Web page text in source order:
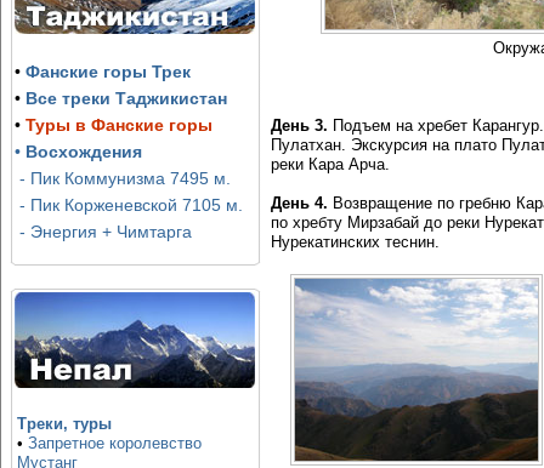
• Фанские горы Трек
• Все треки Таджикистан
• Туры в Фанские горы
• Восхождения
- Пик Коммунизма 7495 м.
- Пик Корженевской 7105 м.
- Энергия + Чимтарга
Треки, туры
• Запретное королевство
Мустанг
День 3. Подъем на хребет
Пулатхан. Экскурсия на плато
реки Кара Арча.
День 4. Возвращение по гребню
по хребту Мирзабай до реки
Нурекатинских теснин.